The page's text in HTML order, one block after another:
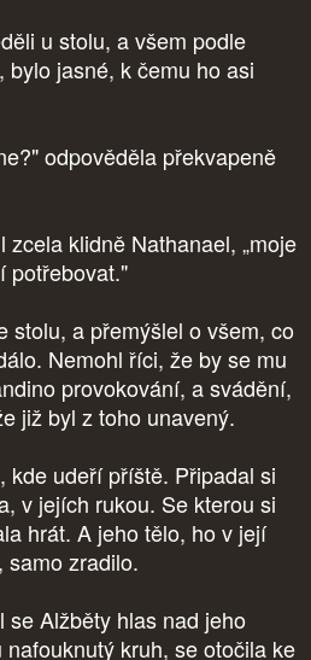
u stolu, a všem podle
bylo jasné, k čemu ho asi
odpověděla překvapeně
zcela klidně Nathanael, „moje
potřebovat."
stolu, a přemýšlel o všem, co
Nemohl říci, že by se mu
provokování, a svádění,
již byl z toho unavený.
kde udeří příště. Připadal si
v jejích rukou. Se kterou si
hrát. A jeho tělo, ho v její
samo zradilo.
se Alžběty hlas nad jeho
kruh, se otočila ke